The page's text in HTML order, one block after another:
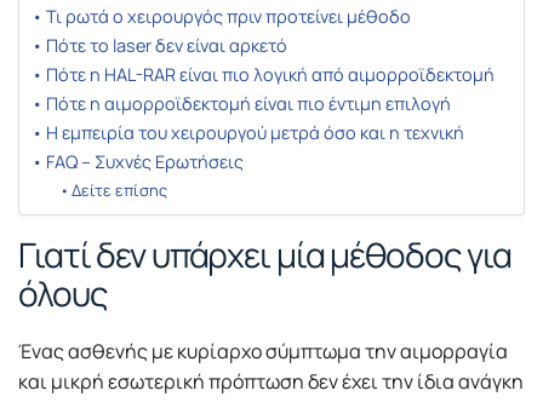
Τι ρωτά ο χειρουργός πριν προτείνει μέθοδο
Πότε το laser δεν είναι αρκετό
Πότε η HAL-RAR είναι πιο λογική από αιμορροϊδεκτομή
Πότε η αιμορροϊδεκτομή είναι πιο έντιμη επιλογή
Η εμπειρία του χειρουργού μετρά όσο και η τεχνική
FAQ – Συχνές Ερωτήσεις
Δείτε επίσης
Γιατί δεν υπάρχει μία μέθοδος για
όλους
Ένας ασθενής με κυρίαρχο σύμπτωμα την αιμορραγία
και μικρή εσωτερική πρόπτωση δεν έχει την ίδια ανάγκη